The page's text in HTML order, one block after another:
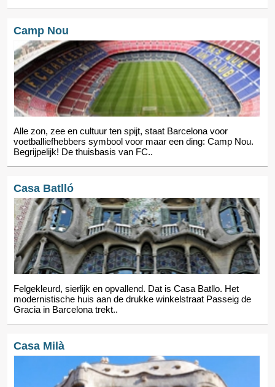
Camp Nou
Alle zon, zee en cultuur ten spijt, staat Barcelona voor
voetballiefhebbers symbool voor maar een ding: Camp Nou.
Begrijpelijk! De thuisbasis van FC..
Casa Batlló
Felgekleurd, sierlijk en opvallend. Dat is Casa Batllo. Het
modernistische huis aan de drukke winkelstraat Passeig de
Gracia in Barcelona trekt..
Casa Milà